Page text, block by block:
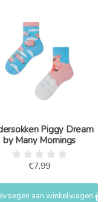
Piggy Dream
by Many Mornings
€7,99
aan winkelwagen